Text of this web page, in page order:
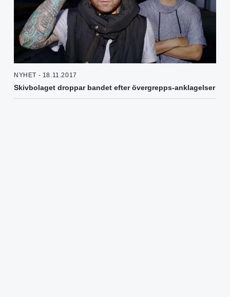
NYHET - 18.11.2017
Skivbolaget droppar bandet efter övergrepps-anklagelser